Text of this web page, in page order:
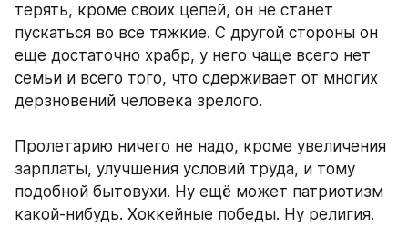
терять, кроме своих цепей, он не станет
пускаться во все тяжкие. С другой стороны он
еще достаточно храбр, у него чаще всего нет
семьи и всего того, что сдерживает от многих
дерзновений человека зрелого.
Пролетарию ничего не надо, кроме увеличения
зарплаты, улучшения условий труда, и тому
подобной бытовухи. Ну ещё может патриотизм
какой-нибудь. Хоккейные победы. Ну религия.